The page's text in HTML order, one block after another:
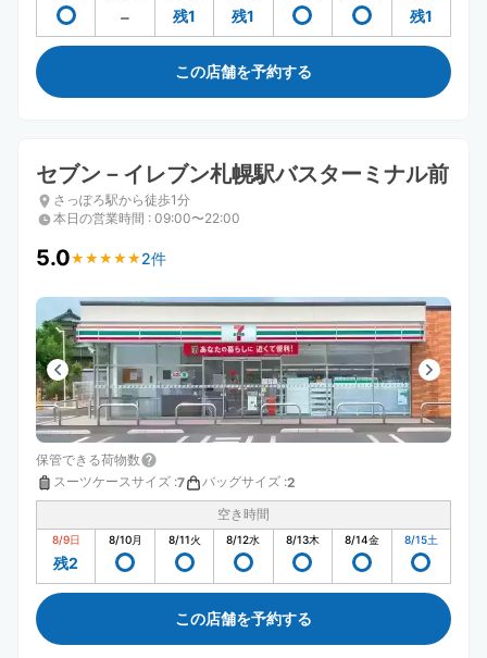
残1 残1 残1
この店舗を予約する
セブン－イレブン札幌駅バスターミナル前
さっぽろ駅から徒歩1分
本日の営業時間 : 09:00〜22:00
5.0★ ★ ★ ★ ★
★ ★ ★ ★ ★ 2件
保管できる荷物数
スーツケースサイズ :7 バッグサイズ :2
空き時間
8/9日
残2
8/10月 8/11火 8/12水 8/13木 8/14金 8/15土
この店舗を予約する